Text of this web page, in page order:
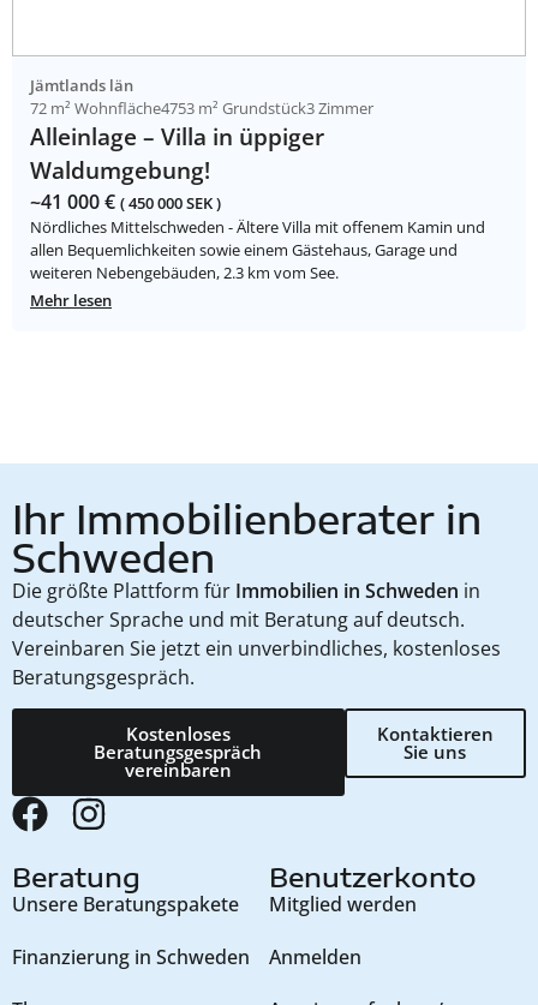
Jämtlands län
72 m² Wohnfläche4753 m² Grundstück3 Zimmer
Alleinlage – Villa in üppiger
Waldumgebung!
~41 000 € ( 450 000 SEK )
Nördliches Mittelschweden - Ältere Villa mit offenem Kamin und
allen Bequemlichkeiten sowie einem Gästehaus, Garage und
weiteren Nebengebäuden, 2.3 km vom See.
Mehr lesen
Ihr Immobilienberater in
Schweden
Die größte Plattform für Immobilien in Schweden in
deutscher Sprache und mit Beratung auf deutsch.
Vereinbaren Sie jetzt ein unverbindliches, kostenloses
Beratungsgespräch.
Kostenloses
Beratungsgespräch
vereinbaren
Kontaktieren
Sie uns
Beratung
Unsere Beratungspakete
Finanzierung in Schweden
Benutzerkonto
Mitglied werden
Anmelden